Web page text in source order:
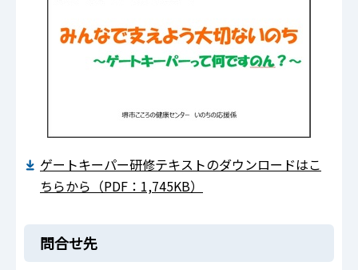
ゲートキーパー研修テキストのダウンロードはこ
ちらから（PDF：1,745KB）
問合せ先